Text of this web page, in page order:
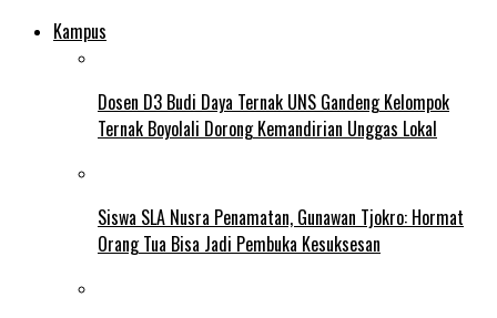
Kampus
Dosen D3 Budi Daya Ternak UNS Gandeng Kelompok
Ternak Boyolali Dorong Kemandirian Unggas Lokal
Siswa SLA Nusra Penamatan, Gunawan Tjokro: Hormat
Orang Tua Bisa Jadi Pembuka Kesuksesan